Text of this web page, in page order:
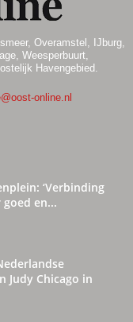
Overamstel, IJburg,
Weesperbuurt,
Havengebied.
online.nl
‘Verbinding
en...
Judy Chicago in